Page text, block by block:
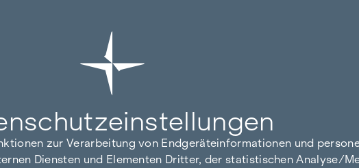
zur Verarbeitung von Endgeräteinformationen und
Diensten und Elementen Dritter, der statistischen Analyse/